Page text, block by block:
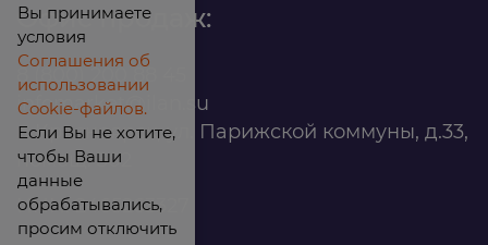
Офис продаж:
infomarket@ilan.su
г. Красноярск, ул. Парижской коммуны, д.33,
помещ. 302
ИНН: 2465263327
Вы принимаете
условия
Соглашения об
использовании
Cookie-файлов.
Если Вы не хотите,
чтобы Ваши
данные
обрабатывались,
просим отключить